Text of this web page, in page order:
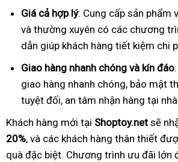
Giá cả hợp lý: Cung cấp sản phẩm
và thường xuyên có các chương
dẫn giúp khách hàng tiết kiệm chi
Giao hàng nhanh chóng và kín đáo
giao hàng nhanh chóng, bảo mật
tuyệt đối, an tâm nhận hàng tại nhà.
Khách hàng mới tại Shoptoy.net sẽ
20%, và các khách hàng thân thiết
quà đặc biệt. Chương trình ưu đãi lớn